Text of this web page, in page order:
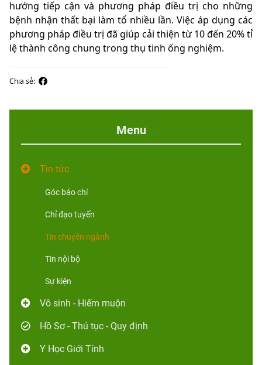
hướng tiếp cận và phương pháp điều trị cho những
bệnh nhận thất bại làm tổ nhiều lần. Việc áp dụng các
phương pháp điều trị đã giúp cải thiện từ 10 đến 20% tỉ
lệ thành công chung trong thụ tinh ống nghiệm.
Chia sẻ:
Menu
Tin tức
Góc báo chí
Chỉ đạo tuyến
Tin chuyên ngành
Tin nội bộ
Sự kiện
Vô sinh - Hiếm muộn
Hồ Sơ - Thủ tục - Quy định
Y Học Giới Tính